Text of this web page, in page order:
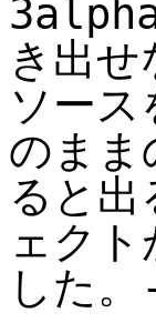
き出
ソー
のまま
ると
ェク
した